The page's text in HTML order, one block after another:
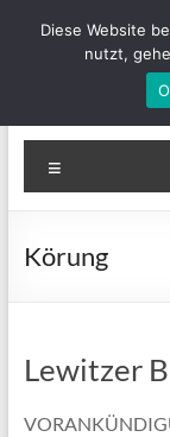
Zum
Bunte Ponys für
Körung
Lewitzer
Diese Website
nutzt,